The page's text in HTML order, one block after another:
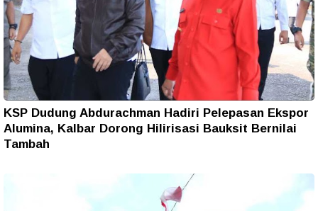
KSP Dudung Abdurachman Hadiri Pelepasan Ekspor
Alumina, Kalbar Dorong Hilirisasi Bauksit Bernilai
Tambah